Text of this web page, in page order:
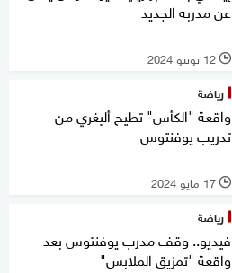
عن مدربه الجديد
l 12 يونيو 2024
رياضة
واقعة "الكأس" تطيح أليغري من
تدريب يوفنتوس
l 17 مايو 2024
رياضة
فيديو.. وقف مدرب يوفنتوس بعد
واقعة "تمزيق الملابس"